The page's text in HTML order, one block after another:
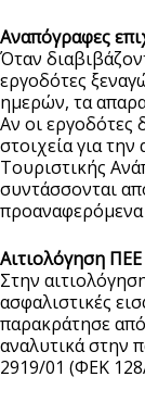
Αναπόγραφες
Όταν
εργοδότες
ημερών, τα
Αν οι εργοδότες
στοιχεία για
Τουριστικής
συντάσσονται
προαναφερόμενα
Αιτιολόγηση ΠΕΕ
Στην
ασφαλιστικές
παρακράτησε
αναλυτικά στην
2919/01 (ΦΕΚ